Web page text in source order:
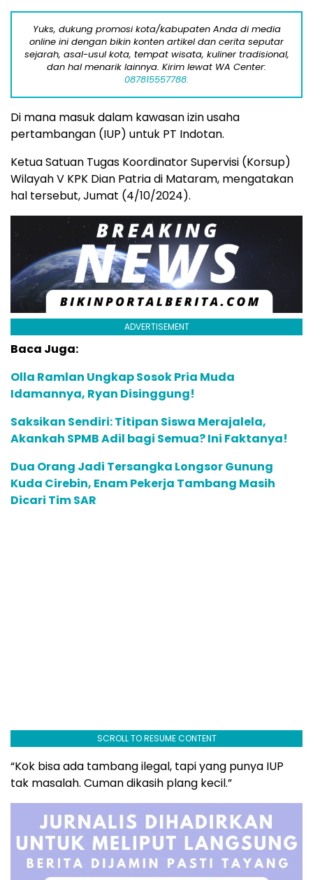
Yuks, dukung promosi kota/kabupaten Anda di media
online ini dengan bikin konten artikel dan cerita seputar
sejarah, asal-usul kota, tempat wisata, kuliner tradisional,
dan hal menarik lainnya. Kirim lewat WA Center:
087815557788.
Di mana masuk dalam kawasan izin usaha
pertambangan (IUP) untuk PT Indotan.
Ketua Satuan Tugas Koordinator Supervisi (Korsup)
Wilayah V KPK Dian Patria di Mataram, mengatakan
hal tersebut, Jumat (4/10/2024).
ADVERTISEMENT
Baca Juga:
Olla Ramlan Ungkap Sosok Pria Muda
Idamannya, Ryan Disinggung!
Saksikan Sendiri: Titipan Siswa Merajalela,
Akankah SPMB Adil bagi Semua? Ini Faktanya!
Dua Orang Jadi Tersangka Longsor Gunung
Kuda Cirebin, Enam Pekerja Tambang Masih
Dicari Tim SAR
SCROLL TO RESUME CONTENT
“Kok bisa ada tambang ilegal, tapi yang punya IUP
tak masalah. Cuman dikasih plang kecil.”